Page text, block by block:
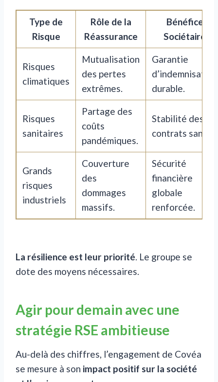
Type de
Risque
Rôle de la
Réassurance
Bénéfice
Sociétaire
Risques
climatiques
Mutualisation
des pertes
extrêmes.
Garantie
d’indemnisation
durable.
Risques
sanitaires
Partage des
coûts
pandémiques.
Stabilité des
contrats santé.
Grands
risques
industriels
Couverture
des
dommages
massifs.
Sécurité
financière
globale
renforcée.
La résilience est leur priorité. Le groupe se
dote des moyens nécessaires.
Agir pour demain avec une
stratégie RSE ambitieuse
Au-delà des chiffres, l’engagement de Covéa
se mesure à son impact positif sur la société